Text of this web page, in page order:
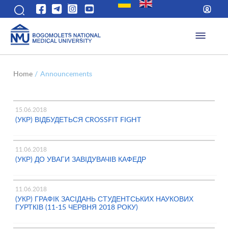
Home / Announcements
15.06.2018
(УКР) ВІДБУДЕТЬСЯ CROSSFIT FIGHT
11.06.2018
(УКР) ДО УВАГИ ЗАВІДУВАЧІВ КАФЕДР
11.06.2018
(УКР) ГРАФІК ЗАСІДАНЬ СТУДЕНТСЬКИХ НАУКОВИХ
ГУРТКІВ (11-15 ЧЕРВНЯ 2018 РОКУ)